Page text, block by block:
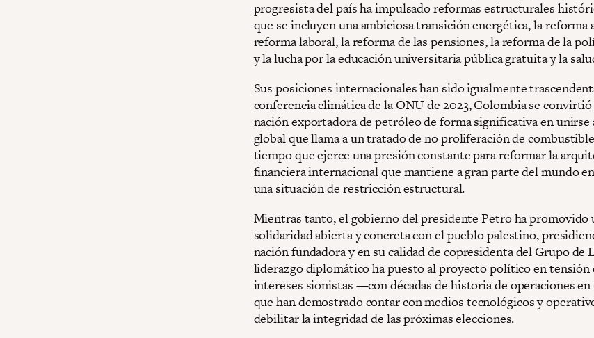
progresista del país ha impulsado reformas estructurales
que se incluyen una ambiciosa transición energética, la reforma
reforma laboral, la reforma de las pensiones, la reforma de la
y la lucha por la educación universitaria pública gratuita y la
Sus posiciones internacionales han sido igualmente
conferencia climática de la ONU de 2023, Colombia se
nación exportadora de petróleo de forma significativa en unirse
global que llama a un tratado de no proliferación de
tiempo que ejerce una presión constante para reformar la
financiera internacional que mantiene a gran parte del mundo
una situación de restricción estructural.
Mientras tanto, el gobierno del presidente Petro ha promovido
solidaridad abierta y concreta con el pueblo palestino,
nación fundadora y en su calidad de copresidenta del Grupo de
liderazgo diplomático ha puesto al proyecto político en tensión
intereses sionistas —con décadas de historia de operaciones
que han demostrado contar con medios tecnológicos y
debilitar la integridad de las próximas elecciones.